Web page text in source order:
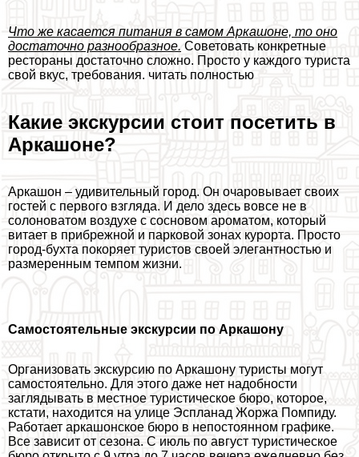
Что же касается питания в самом Аркашоне, то оно
достаточно разнообразное. Советовать конкретные
рестораны достаточно сложно. Просто у каждого туриста
свой вкус, требования. читать полностью
Какие экскурсии стоит посетить в
Аркашоне?
Аркашон – удивительный город. Он очаровывает своих
гостей с первого взгляда. И дело здесь вовсе не в
солоноватом воздухе с сосновом ароматом, который
витает в прибрежной и парковой зонах курорта. Просто
город-бухта покоряет туристов своей элегантностью и
размеренным темпом жизни.
Самостоятельные экскурсии по Аркашону
Организовать экскурсию по Аркашону туристы могут
самостоятельно. Для этого даже нет надобности
заглядывать в местное туристическое бюро, которое,
кстати, находится на улице Эспланад Жоржа Помпиду.
Работает аркашонское бюро в непостоянном графике.
Все зависит от сезона. С июль по август туристическое